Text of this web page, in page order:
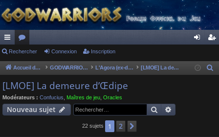
ac
co
ur
ci
or
u
m
s
ne cri
Rechercher Connexion Inscription
Accueil du forum GODWARRIORS - LE JEU L'Agora (ex-discussions of the dead) [LMOE] La demeure d’Œdipe
[LMOE] La demeure d’Œdipe
Modérateurs : Confucius Maîtres de jeu Oracles
Nouveau sujet Rechercher
22 sujets 1 2